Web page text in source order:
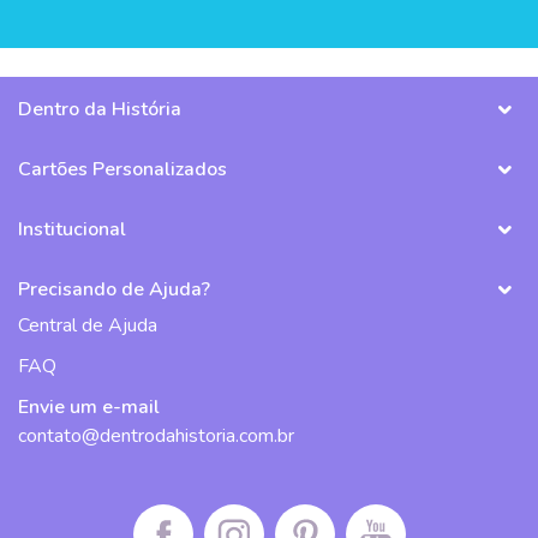
Dentro da História
Cartões Personalizados
Institucional
Precisando de Ajuda?
Central de Ajuda
FAQ
Envie um e-mail
contato@dentrodahistoria.com.br
Facebook da Dentro da História
Instagram da Dentro da História
Pinterest da Dentro da História
Canal do Youtube da